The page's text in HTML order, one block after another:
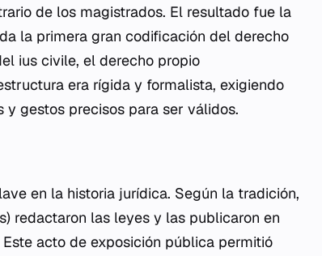
de los magistrados. El resultado fue la
la primera gran codificación del derecho
ius civile, el derecho propio
era rígida y formalista, exigiendo
gestos precisos para ser válidos.
en la historia jurídica. Según la tradición,
redactaron las leyes y las publicaron en
acto de exposición pública permitió